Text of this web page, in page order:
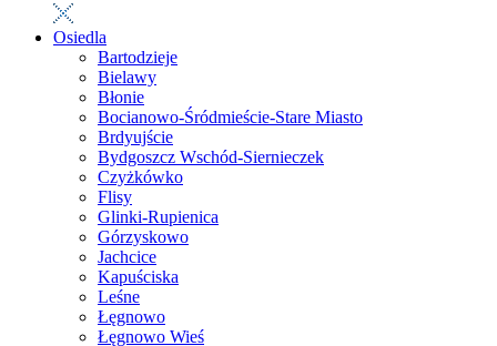
Osiedla
Bartodzieje
Bielawy
Błonie
Bocianowo-Śródmieście-Stare Miasto
Brdyujście
Bydgoszcz Wschód-Siernieczek
Czyżkówko
Flisy
Glinki-Rupienica
Górzyskowo
Jachcice
Kapuściska
Leśne
Łęgnowo
Łęgnowo Wieś